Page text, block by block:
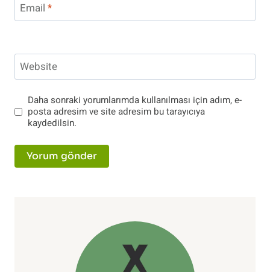
Email *
Website
Daha sonraki yorumlarımda kullanılması için adım, e-
posta adresim ve site adresim bu tarayıcıya
kaydedilsin.